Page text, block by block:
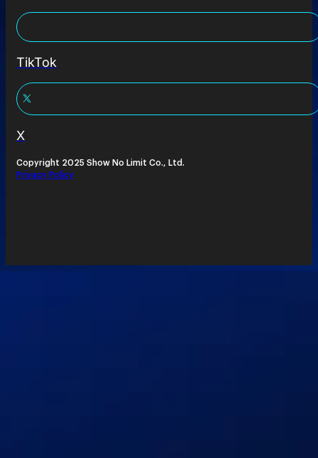
TikTok
X
Copyright 2025 Show No Limit Co., Ltd.
Privacy Policy